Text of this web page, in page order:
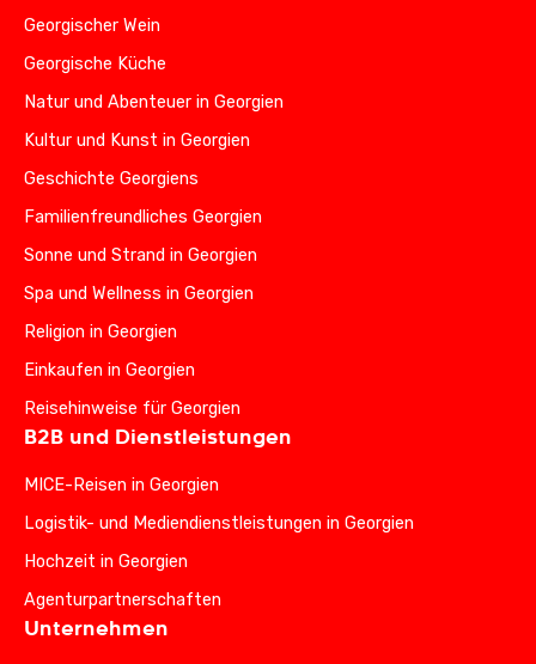
Georgischer Wein
Georgische Küche
Natur und Abenteuer in Georgien
Kultur und Kunst in Georgien
Geschichte Georgiens
Familienfreundliches Georgien
Sonne und Strand in Georgien
Spa und Wellness in Georgien
Religion in Georgien
Einkaufen in Georgien
Reisehinweise für Georgien
B2B und Dienstleistungen
MICE-Reisen in Georgien
Logistik- und Mediendienstleistungen in Georgien
Hochzeit in Georgien
Agenturpartnerschaften
Unternehmen